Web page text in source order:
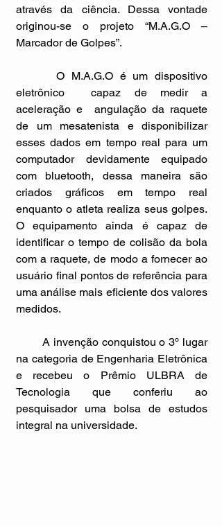
através da ciência. Dessa vontade
originou-se o projeto “M.A.G.O –
Marcador de Golpes”.
      O M.A.G.O é um dispositivo
eletrônico  capaz de medir a
aceleração e  angulação da raquete
de um mesatenista e disponibilizar
esses dados em tempo real para um
computador devidamente equipado
com bluetooth, dessa maneira são
criados gráficos em tempo real
enquanto o atleta realiza seus golpes.
O equipamento ainda é capaz de
identificar o tempo de colisão da bola
com a raquete, de modo a fornecer ao
usuário final pontos de referência para
uma análise mais eficiente dos valores
medidos.
        A invenção conquistou o 3º lugar
na categoria de Engenharia Eletrônica
e recebeu o Prêmio ULBRA de
Tecnologia que conferiu ao
pesquisador uma bolsa de estudos
integral na universidade.